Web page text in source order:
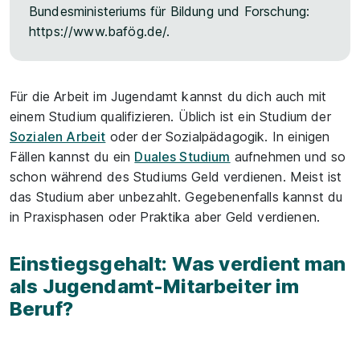
Bundesministeriums für Bildung und Forschung:
https://www.bafög.de/.
Für die Arbeit im Jugendamt kannst du dich auch mit
einem Studium qualifizieren. Üblich ist ein Studium der
Sozialen Arbeit oder der Sozialpädagogik. In einigen
Fällen kannst du ein Duales Studium aufnehmen und so
schon während des Studiums Geld verdienen. Meist ist
das Studium aber unbezahlt. Gegebenenfalls kannst du
in Praxisphasen oder Praktika aber Geld verdienen.
Einstiegsgehalt: Was verdient man
als Jugendamt-Mitarbeiter im
Beruf?